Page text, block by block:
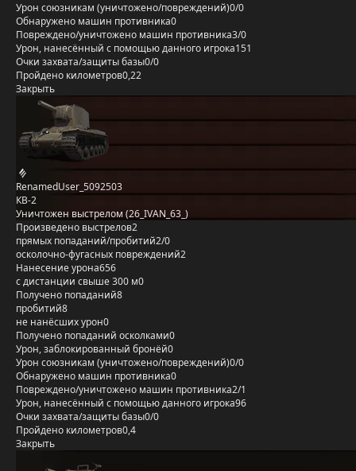
Урон союзникам (уничтожено/повреждений)0/0
Обнаружено машин противника0
Повреждено/уничтожено машин противника3/0
Урон, нанесённый с помощью данного игрока151
Очки захвата/защиты базы0/0
Пройдено километров0,22
Закрыть
RenamedUser_5092503
КВ-2
Уничтожен выстрелом (26_IVAN_63_)
Произведено выстрелов2
прямых попаданий/пробитий2/0
осколочно-фугасных повреждений2
Нанесение урона656
с дистанции свыше 300 м0
Получено попаданий8
пробитий8
не нанёсших урон0
Получено попаданий осколками0
Урон, заблокированный бронёй0
Урон союзникам (уничтожено/повреждений)0/0
Обнаружено машин противника0
Повреждено/уничтожено машин противника2/1
Урон, нанесённый с помощью данного игрока96
Очки захвата/защиты базы0/0
Пройдено километров0,4
Закрыть